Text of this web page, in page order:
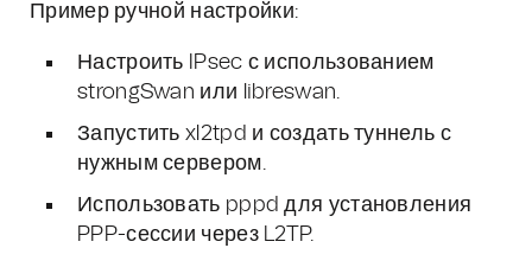
Пример ручной настройки:
Настроить IPsec с использованием
strongSwan или libreswan.
Запустить xl2tpd и создать туннель с
нужным сервером.
Использовать pppd для установления
PPP-сессии через L2TP.